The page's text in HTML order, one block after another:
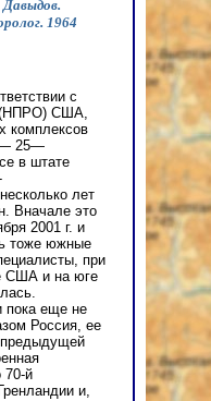
1964
с
(НПРО) США,
комплексов
— 25—
в штате
лет
Вначале это
2001 г. и
тоже южные
при
США и на юге
пока еще не
Россия, ее
предыдущей
70-й
и,